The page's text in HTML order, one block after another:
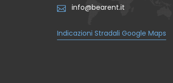
info@bearent.it
Indicazioni Stradali Google Maps